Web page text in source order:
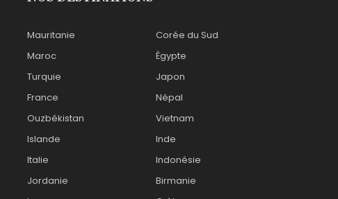
Mauritanie
Corée du Sud
Maroc
Égypte
Turquie
Japon
France
Népal
Ouzbékistan
Vietnam
Islande
Inde
Italie
Indonésie
Jordanie
Birmanie